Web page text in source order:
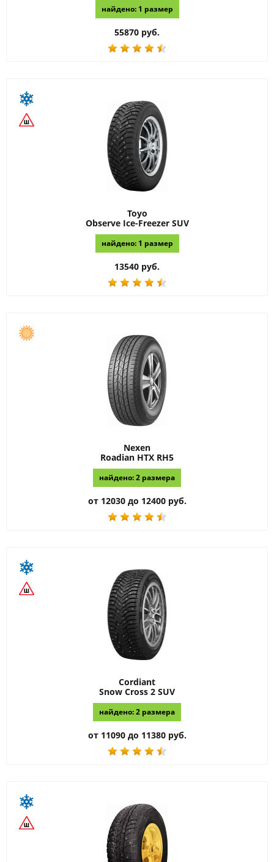
найдено: 1 размер
55870 руб.
Toyo
Observe Ice-Freezer SUV
найдено: 1 размер
13540 руб.
Nexen
Roadian HTX RH5
найдено: 2 размера
от 12030 до 12400 руб.
Cordiant
Snow Cross 2 SUV
найдено: 2 размера
от 11090 до 11380 руб.